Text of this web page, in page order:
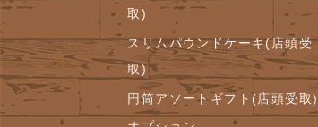
取)
スリムパウンドケーキ(店頭受
取)
円筒アソートギフト(店頭受取)